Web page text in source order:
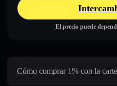
El precio puede
Cómo comprar 1% con la